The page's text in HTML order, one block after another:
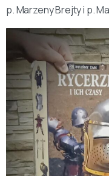
p. Marzeny Brejty i p.